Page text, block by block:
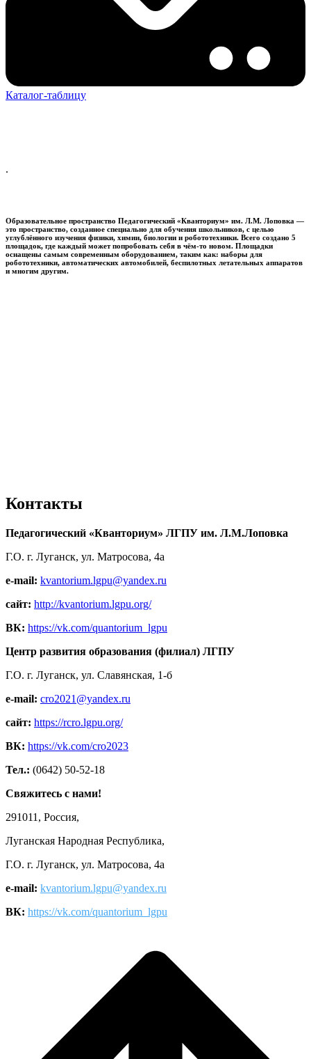
Каталог-таблицу
.
Образовательное пространство Педагогический «Кванториум» им. Л.М. Лоповка —
это пространство, созданное специально для обучения школьников, с целью
углублённого изучения физики, химии, биологии и робототехники. Всего создано 5
площадок, где каждый может попробовать себя в чём-то новом. Площадки
оснащены самым современным оборудованием, таким как: наборы для
робототехники, автоматических автомобилей, беспилотных летательных аппаратов
и многим другим.
Контакты
Педагогический «Кванториум» ЛГПУ им. Л.М.Лоповка
Г.О. г. Луганск, ул. Матросова, 4а
e-mail: kvantorium.lgpu@yandex.ru
сайт: http://kvantorium.lgpu.org/
ВК: https://vk.com/quantorium_lgpu
Центр развития образования (филиал) ЛГПУ
Г.О. г. Луганск, ул. Славянская, 1-б
e-mail: cro2021@yandex.ru
сайт: https://rcro.lgpu.org/
ВК: https://vk.com/cro2023
Тел.: (0642) 50-52-18
Свяжитесь с нами!
291011, Россия,
Луганская Народная Республика,
Г.О. г. Луганск, ул. Матросова, 4а
e-mail: kvantorium.lgpu@yandex.ru
ВК: https://vk.com/quantorium_lgpu